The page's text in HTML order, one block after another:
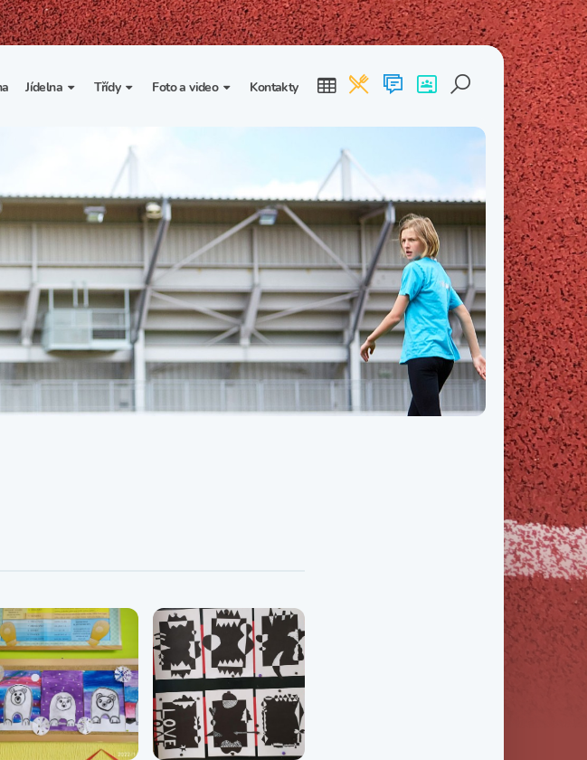
a sport
Jídelna
Vnitřní řád školní jídelny
Třídy
Třída I. B Třída I. C
Třída II. A Třída II. C
Třída III. A Třída III. B Třída III. C
Třída IV. A Třída IV. B Třída IV. C
Třída V. A Třída V. B Třída V. C
Třída VI. A Třída VI. B Třída VI. C
Třída VII. A Třída VII. B Třída VII. C
Třída VIII. A Třída VIII. C
Foto a video Kontakty